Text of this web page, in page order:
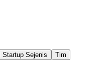
Startup Sejenis
Tim